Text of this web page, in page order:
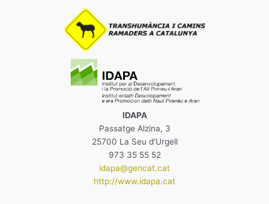
IDAPA
Passatge Alzina, 3
25700 La Seu d'Urgell
973 35 55 52
idapa@gencat.cat
http://www.idapa.cat